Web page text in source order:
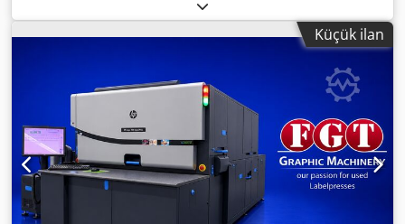
durumda Soğutucu dahil Hemen sevkiyata hazır, bu HP
Indigo 5500 mükemmel çalışma koşullarındadır Model: HP
Küçük ilan